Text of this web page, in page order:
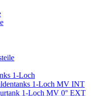
1-Loch
1-Loch MV INT
1-Loch MV 0° EXT